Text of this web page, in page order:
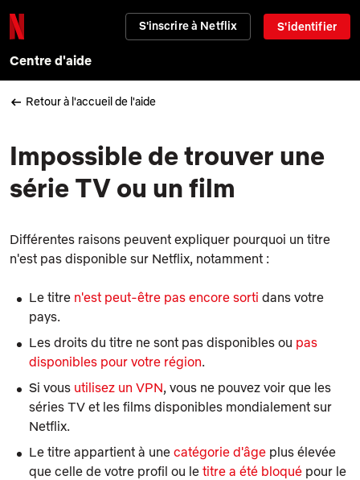
S'inscrire à Netflix S'identifier
Centre d'aide
Retour à l'accueil de l'aide
Impossible de trouver une
série TV ou un film
Différentes raisons peuvent expliquer pourquoi un titre
n'est pas disponible sur Netflix, notamment :
Le titre n'est peut-être pas encore sorti dans votre
pays.
Les droits du titre ne sont pas disponibles ou pas
disponibles pour votre région.
Si vous utilisez un VPN, vous ne pouvez voir que les
séries TV et les films disponibles mondialement sur
Netflix.
Le titre appartient à une catégorie d'âge plus élevée
que celle de votre profil ou le titre a été bloqué pour le